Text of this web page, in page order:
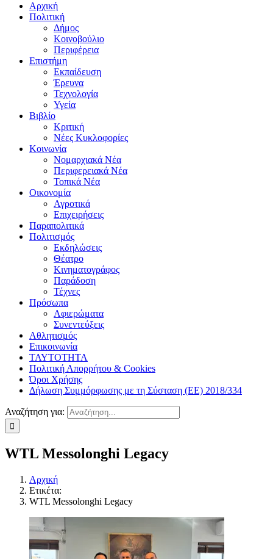
Αρχική
Πολιτική
Δήμος
Κοινοβούλιο
Περιφέρεια
Επιστήμη
Εκπαίδευση
Έρευνα
Τεχνολογία
Υγεία
Βιβλίο
Κριτική
Νέες Κυκλοφορίες
Κοινωνία
Νομαρχιακά Νέα
Περιφερειακά Νέα
Τοπικά Νέα
Οικονομία
Αγροτικά
Επιχειρήσεις
Παραπολιτικά
Πολιτισμός
Εκδηλώσεις
Θέατρο
Κινηματογράφος
Παράδοση
Τέχνες
Πρόσωπα
Αφιερώματα
Συνεντεύξεις
Αθλητισμός
Επικοινωνία
ΤΑΥΤΟΤΗΤΑ
Πολιτική Απορρήτου & Cookies
Όροι Χρήσης
Δήλωση Συμμόρφωσης με τη Σύσταση (ΕΕ) 2018/334
Αναζήτηση για:
WTL Messolonghi Legacy
Αρχική
Ετικέτα:
WTL Messolonghi Legacy